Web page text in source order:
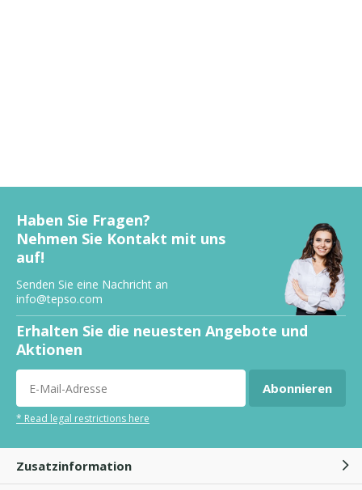
Haben Sie Fragen?
Nehmen Sie Kontakt mit uns
auf!
Senden Sie eine Nachricht an
info@tepso.com
Erhalten Sie die neuesten Angebote und
Aktionen
Abonnieren
* Read legal restrictions here
Zusatzinformation